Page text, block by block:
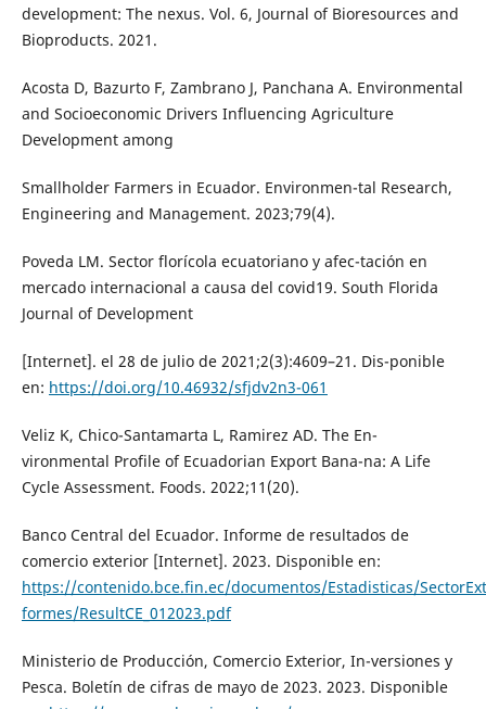
development: The nexus. Vol. 6, Journal of Bioresources and
Bioproducts. 2021.
Acosta D, Bazurto F, Zambrano J, Panchana A. Environmental
and Socioeconomic Drivers Influencing Agriculture
Development among
Smallholder Farmers in Ecuador. Environmen-tal Research,
Engineering and Management. 2023;79(4).
Poveda LM. Sector florícola ecuatoriano y afec-tación en
mercado internacional a causa del covid19. South Florida
Journal of Development
[Internet]. el 28 de julio de 2021;2(3):4609–21. Dis-ponible
en: https://doi.org/10.46932/sfjdv2n3-061
Veliz K, Chico-Santamarta L, Ramirez AD. The En-
vironmental Profile of Ecuadorian Export Bana-na: A Life
Cycle Assessment. Foods. 2022;11(20).
Banco Central del Ecuador. Informe de resultados de
comercio exterior [Internet]. 2023. Disponible en:
https://contenido.bce.fin.ec/documentos/Estadisticas/
formes/ResultCE_012023.pdf
Ministerio de Producción, Comercio Exterior, In-versiones y
Pesca. Boletín de cifras de mayo de 2023. 2023. Disponible